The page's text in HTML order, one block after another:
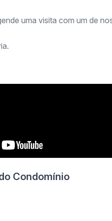
uma visita com um de
Condomínio